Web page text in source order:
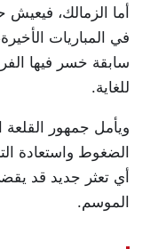
أما الزمالك،
في المباريات
سابقة خسر فيها
للغاية.
ويأمل جمهور القلعة
الضغوط واستعادة
أي تعثر جديد قد
الموسم.